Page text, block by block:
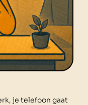
je telefoon gaat